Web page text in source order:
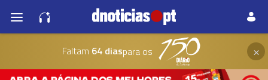
Faltam 64 diaspara os ×